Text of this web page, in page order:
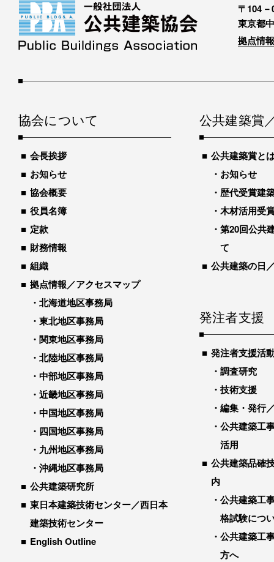
〒104－
東京都
拠点情
協会について
会長挨拶
お知らせ
協会概要
役員名簿
定款
財務情報
組織
拠点情報／アクセスマップ
北海道地区事務局
東北地区事務局
関東地区事務局
北陸地区事務局
中部地区事務局
近畿地区事務局
中国地区事務局
四国地区事務局
九州地区事務局
沖縄地区事務局
公共建築研究所
東日本建築技術センター／西日本
建築技術センター
English Outline
公共建築賞
公共建築賞と
お知らせ
歴代受賞建
木材活用受
第20回公共
て
公共建築の日
発注者支援
発注者支援活
調査研究
技術支援
編集・発行
公共建築工
活用
公共建築品確
内
公共建築工
格試験につ
公共建築工
方へ